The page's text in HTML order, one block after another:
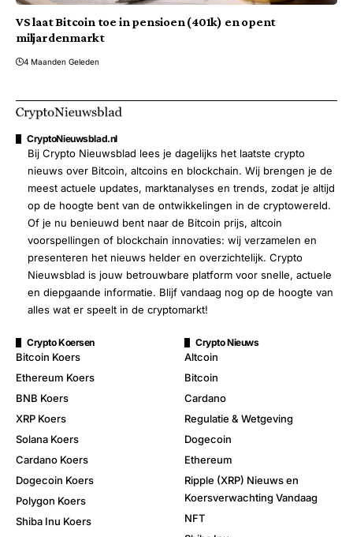
VS laat Bitcoin toe in pensioen (401k) en opent
miljardenmarkt
4 Maanden Geleden
CryptoNieuwsblad.nl
Bij Crypto Nieuwsblad lees je dagelijks het laatste crypto
nieuws over Bitcoin, altcoins en blockchain. Wij brengen je de
meest actuele updates, marktanalyses en trends, zodat je altijd
op de hoogte bent van de ontwikkelingen in de cryptowereld.
Of je nu benieuwd bent naar de Bitcoin prijs, altcoin
voorspellingen of blockchain innovaties: wij verzamelen en
presenteren het nieuws helder en overzichtelijk. Crypto
Nieuwsblad is jouw betrouwbare platform voor snelle, actuele
en diepgaande informatie. Blijf vandaag nog op de hoogte van
alles wat er speelt in de cryptomarkt!
Crypto Koersen
Bitcoin Koers
Ethereum Koers
BNB Koers
XRP Koers
Solana Koers
Cardano Koers
Dogecoin Koers
Polygon Koers
Shiba Inu Koers
Crypto Nieuws
Altcoin
Bitcoin
Cardano
Regulatie & Wetgeving
Dogecoin
Ethereum
Ripple (XRP) Nieuws en
Koersverwachting Vandaag
NFT